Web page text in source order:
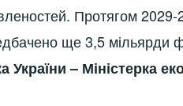
Протягом 2029-
ще 3,5 мільярди
України – Міністерка